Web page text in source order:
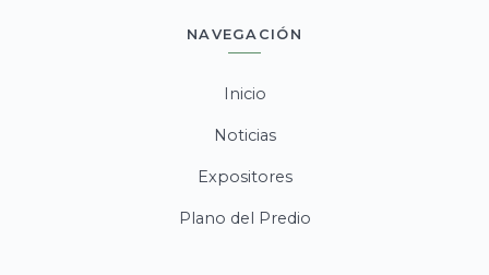
NAVEGACIÓN
Inicio
Noticias
Expositores
Plano del Predio